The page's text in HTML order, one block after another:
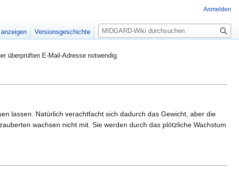
überprüften E-Mail-Adresse notwendig.
lassen. Natürlich verachtfacht sich dadurch das Gewicht, aber die
wachsen nicht mit. Sie werden durch das plötzliche Wachstum
Anmelden
Versionsgeschichte
S
u
h